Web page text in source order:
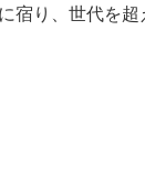
宿り、世代を超